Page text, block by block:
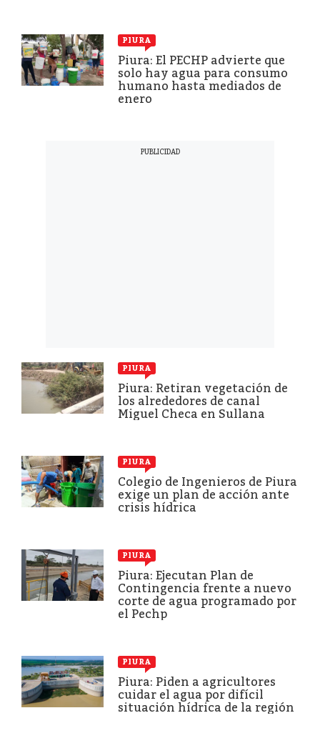
PIURA
Piura: El PECHP advierte que
solo hay agua para consumo
humano hasta mediados de
enero
PIURA
Piura: Retiran vegetación de
los alrededores de canal
Miguel Checa en Sullana
PIURA
Colegio de Ingenieros de Piura
exige un plan de acción ante
crisis hídrica
PIURA
Piura: Ejecutan Plan de
Contingencia frente a nuevo
corte de agua programado por
el Pechp
PIURA
Piura: Piden a agricultores
cuidar el agua por difícil
situación hídrica de la región